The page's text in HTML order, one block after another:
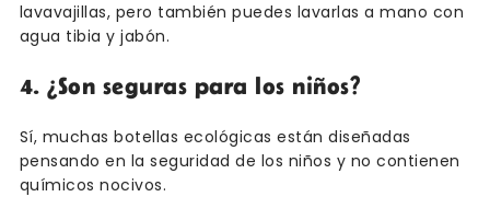
lavavajillas, pero también puedes lavarlas a mano con
agua tibia y jabón.
4. ¿Son seguras para los niños?
Sí, muchas botellas ecológicas están diseñadas
pensando en la seguridad de los niños y no contienen
químicos nocivos.